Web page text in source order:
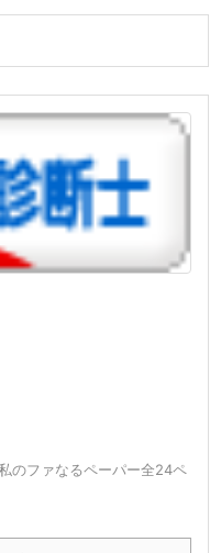


次へ

のファなるペーパー全24ペ